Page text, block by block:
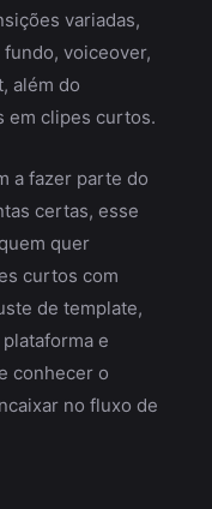
variadas,
voiceover,
além do
em clipes curtos.
a fazer parte do
certas, esse
quer
curtos com
de template,
e
conhecer o
no fluxo de